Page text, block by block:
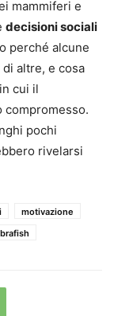
mammiferi e
decisioni sociali
perché alcune
altre, e cosa
cui il
compromesso.
pochi
rivelarsi
motivazione